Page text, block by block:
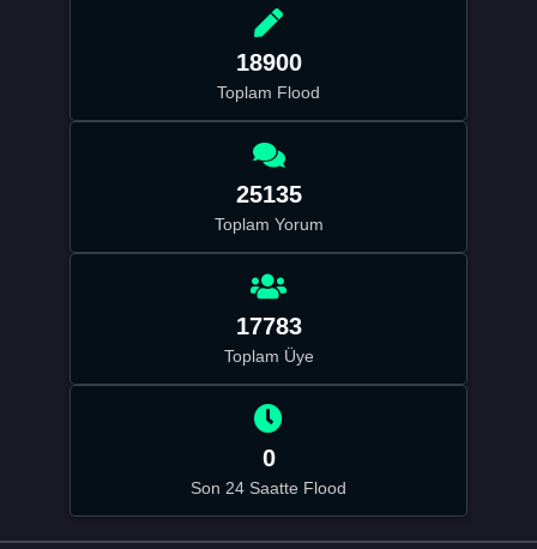
18900
Toplam Flood
25135
Toplam Yorum
17783
Toplam Üye
0
Son 24 Saatte Flood